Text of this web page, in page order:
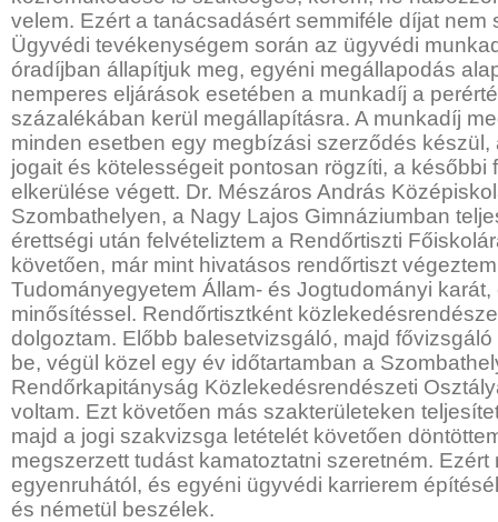
velem. Ezért a tanácsadásért semmiféle díjat nem
Ügyvédi tevékenységem során az ügyvédi
óradíjban állapítjuk meg, egyéni megállapodás
nemperes eljárások esetében a munkadíj a
százalékában kerül megállapításra. A munkadíj
minden esetben egy megbízási szerződés készül,
jogait és kötelességeit pontosan rögzíti, a későbbi
elkerülése végett. Dr. Mészáros András
Szombathelyen, a Nagy Lajos Gimnáziumban
érettségi után felvételiztem a Rendőrtiszti
követően, már mint hivatásos rendőrtiszt
Tudományegyetem Állam- és Jogtudományi karát,
minősítéssel. Rendőrtisztként
dolgoztam. Előbb balesetvizsgáló, majd
be, végül közel egy év időtartamban a
Rendőrkapitányság Közlekedésrendészeti
voltam. Ezt követően más szakterületeken
majd a jogi szakvizsga letételét követően
megszerzett tudást kamatoztatni szeretném. Ezért
egyenruhától, és egyéni ügyvédi karrierem
és németül beszélek.